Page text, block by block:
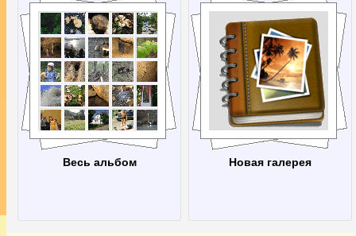
Весь альбом Новая галерея